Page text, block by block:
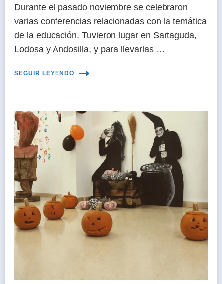
Durante el pasado noviembre se celebraron
varias conferencias relacionadas con la temática
de la educación. Tuvieron lugar en Sartaguda,
Lodosa y Andosilla, y para llevarlas …
SEGUIR LEYENDO